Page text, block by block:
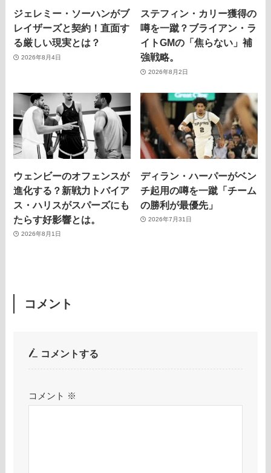
ジェレミー・ソーハンがブ
レイザーズと契約！直面す
る厳しい現実とは？
2026年8月4日
ステフィン・カリー獲得の
噂を一蹴？ブライアン・ラ
イトGMの「焦らない」補
強戦略。
2026年8月2日
ウェンビーのオフェンスが
進化する？新戦力トバイア
ス・ハリスがスパーズにも
たらす好影響とは。
2026年8月1日
ディラン・ハーパーがベン
チ起用の噂を一蹴「チーム
の勝利が最優先」
2026年7月31日
コメント
コメントする
コメント ※